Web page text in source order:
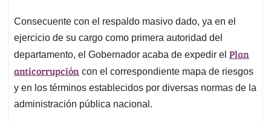
Consecuente con el respaldo masivo dado, ya en el
ejercicio de su cargo como primera autoridad del
departamento, el Gobernador acaba de expedir el Plan
anticorrupción con el correspondiente mapa de riesgos
y en los términos establecidos por diversas normas de la
administración pública nacional.